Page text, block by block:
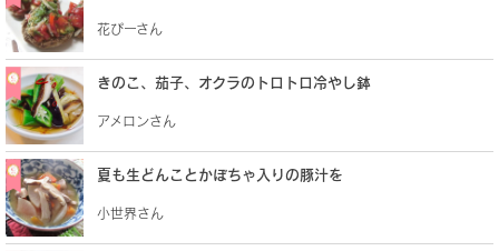
花ぴーさん
きのこ、茄子、オクラのトロトロ冷やし鉢
アメロンさん
夏も生どんことかぼちゃ入りの豚汁を
小世界さん